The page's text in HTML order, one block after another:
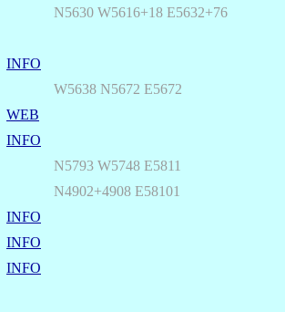
N5630 W5616+18 E5632+76
INFO
W5638 N5672 E5672
WEB
INFO
N5793 W5748 E5811
N4902+4908 E58101
INFO
INFO
INFO